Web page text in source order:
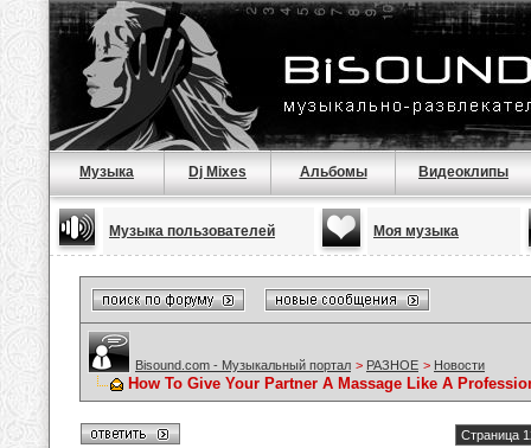
Музыка Dj Mixes Альбомы Видеоклипы
Музыка пользователей Моя музыка
Bisound.com - Музыкальный портал > РАЗНОЕ > Новости
How To Give Your Partner A Massage Like A
Страница